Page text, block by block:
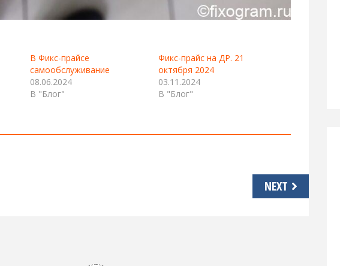
В Фикс-прайсе
самообслуживание
08.06.2024
В "Блог"
Фикс-прайс на ДР. 21
октября 2024
03.11.2024
В "Блог"
NEXT